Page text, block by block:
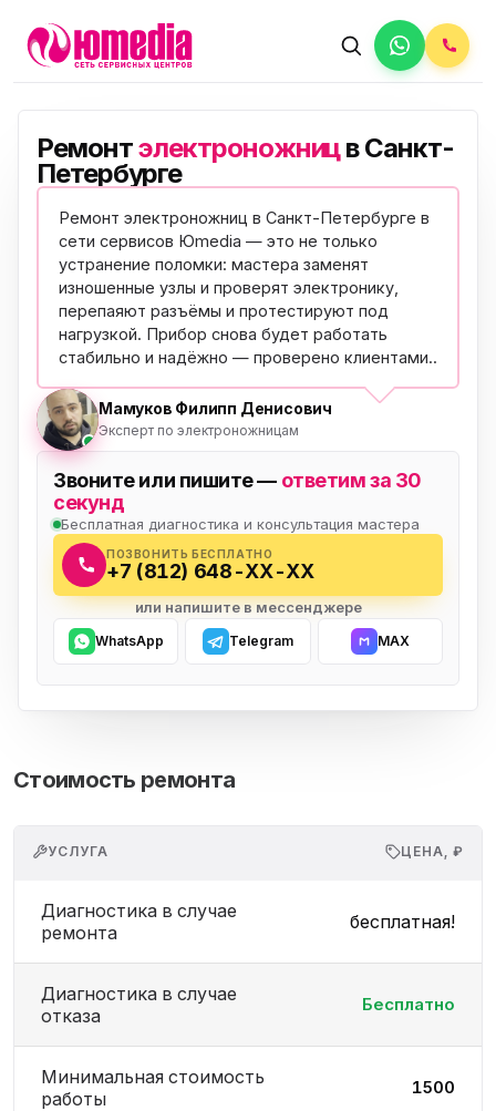
Ремонтэлектроножницв Санкт-
Петербурге
Ремонт электроножниц в Санкт-Петербурге в
сети сервисов Юmedia — это не только
устранение поломки: мастера заменят
изношенные узлы и проверят электронику,
перепаяют разъёмы и протестируют под
нагрузкой. Прибор снова будет работать
стабильно и надёжно — проверено клиентами..
Мамуков Филипп Денисович
Эксперт по электроножницам
Звоните или пишите — ответим за 30
секунд
Бесплатная диагностика и консультация мастера
ПОЗВОНИТЬ БЕСПЛАТНО
+7 (812) 648-XX-XX
или напишите в мессенджере
WhatsApp Telegram MAX
Стоимость ремонта
УСЛУГА ЦЕНА, ₽
Диагностика в случае
ремонта
бесплатная!
Диагностика в случае
отказа
Бесплатно
Минимальная стоимость
работы
1500